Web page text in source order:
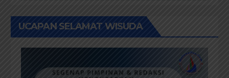
UCAPAN SELAMAT WISUDA